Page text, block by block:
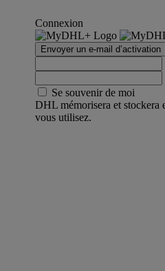
Connexion
Envoyer un e-mail d’activation
Se souvenir de moi
DHL mémorisera et stockera
vous utilisez.